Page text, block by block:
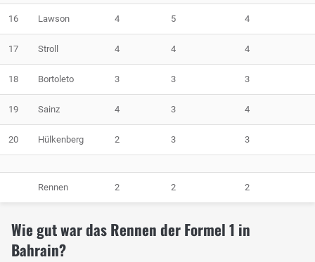
16 Lawson 4 5 4
17 Stroll 4 4 4
18 Bortoleto 3 3 3
19 Sainz 4 3 4
20 Hülkenberg 2 3 3
Rennen 2 2 2
Wie gut war das Rennen der Formel 1 in
Bahrain?